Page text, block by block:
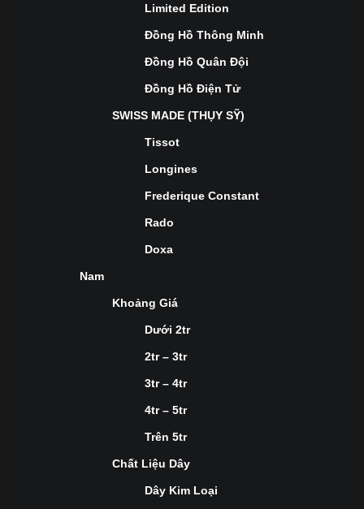
Limited Edition
Đồng Hồ Thông Minh
Đồng Hồ Quân Đội
Đồng Hồ Điện Tử
SWISS MADE (THỤY SỸ)
Tissot
Longines
Frederique Constant
Rado
Doxa
Nam
Khoảng Giá
Dưới 2tr
2tr – 3tr
3tr – 4tr
4tr – 5tr
Trên 5tr
Chất Liệu Dây
Dây Kim Loại